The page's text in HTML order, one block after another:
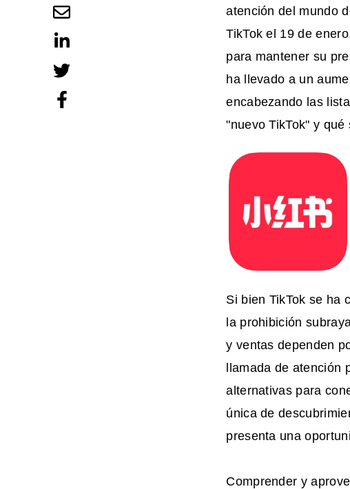
atención del mundo
TikTok el 19 de
para mantener su
ha llevado a un
encabezando las
"nuevo TikTok" y
Si bien TikTok se ha
la prohibición
y ventas dependen
llamada de atención
alternativas para
única de
presenta una
Comprender y